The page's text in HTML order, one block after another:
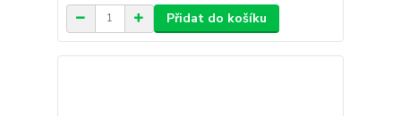
Přidat do košíku